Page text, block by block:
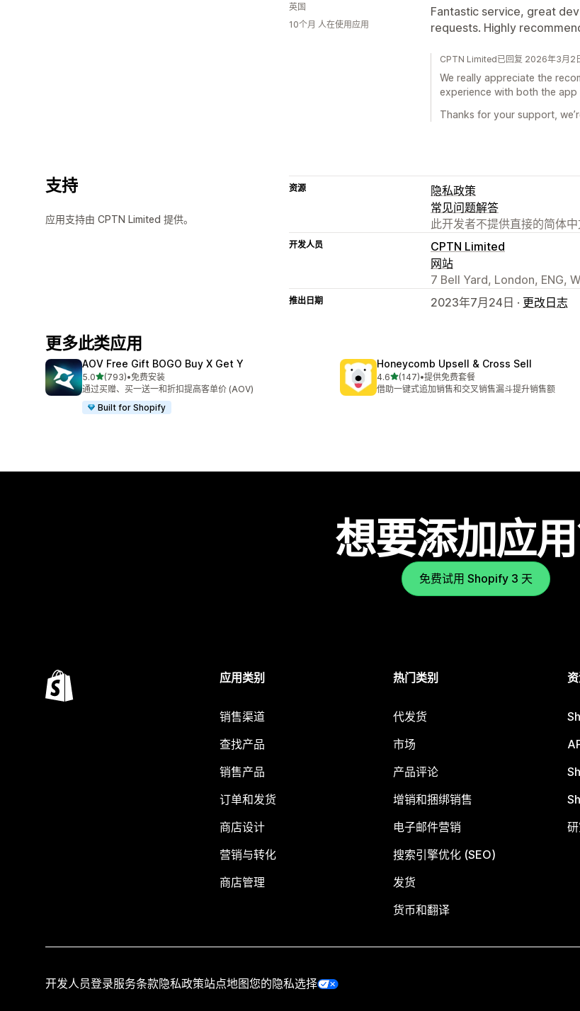
Fantastic service, great
requests. Highly
英国
10个月 人在使用应用
CPTN Limited已回复 2026年3月2
We really appreciate the
experience with both the app
Thanks for your support,
支持
应用支持由 CPTN Limited 提供。
资源
隐私政策
常见问题解答
此开发者不提供直接的简体中
开发人员
CPTN Limited
网站
7 Bell Yard, London, ENG,
推出日期 2023年7月24日 · 更改日志
更多此类应用
AOV Free Gift BOGO Buy X Get Y
5.0星（满分 5 星）
(793)
总共 793 条评论
•免费安装
通过买赠、买一送一和折扣提高客单价 (AOV)
Built for Shopify
Honeycomb Upsell & Cross Sell
4.6星（满分 5 星）
(147)
总共 147 条评论
•提供免费套餐
借助一键式追加销售和交叉销售漏斗提升销售额
想要添加应用
免费试用 Shopify 3 天
应用类别
销售渠道
查找产品
销售产品
订单和发货
商店设计
营销与转化
商店管理
热门类别
代发货
市场
产品评论
增销和捆绑销售
电子邮件营销
搜索引擎优化 (SEO)
发货
货币和翻译
开发人员登录服务条款隐私政策站点地图您的隐私选择